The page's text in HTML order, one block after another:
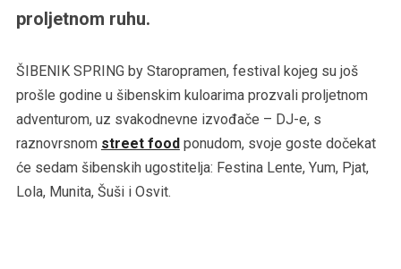
proljetnom ruhu.
ŠIBENIK SPRING by Staropramen, festival kojeg su još
prošle godine u šibenskim kuloarima prozvali proljetnom
adventurom, uz svakodnevne izvođače – DJ-e, s
raznovrsnom street foodponudom, svoje goste dočekat
će sedam šibenskih ugostitelja: Festina Lente, Yum, Pjat,
Lola, Munita, Šuši i Osvit.